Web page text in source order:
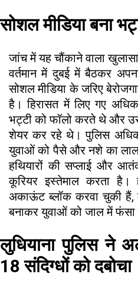
सोशल मीडिया बना
जांच में यह चौंकाने वाला
वर्तमान में दुबई में बैठकर
सोशल मीडिया के जरिए
है। हिरासत में लिए गए
भट्टी को फॉलो करते थे और
शेयर कर रहे थे। पुलिस
युवाओं को पैसे और नशे का
हथियारों की सप्लाई और
कूरियर इस्तेमाल करता है।
अकाऊंट ब्लॉक करवा चुकी हैं,
बनाकर युवाओं को जाल में फंसा
लुधियाना पुलिस ने
18 संदिग्धों को दबोचा